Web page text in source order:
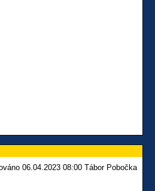
06.04.2023 08:00 Tábor Pobočka